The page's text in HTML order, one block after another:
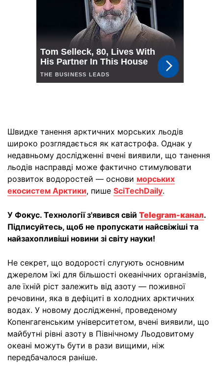
Швидке танення арктичних морських льодів
широко розглядається як катастрофа. Однак у
недавньому дослідженні вчені виявили, що танення
льодів насправді може фактично стимулювати
розвиток водоростей — основи морських
екосистем Арктики, пише SciTechDaily.
У Фокус. Технології з'явився свій Telegram-канал.
Підписуйтесь, щоб не пропускати найсвіжіші та
найзахопливіші новини зі світу науки!
Не секрет, що водорості слугують основним
джерелом їжі для більшості океанічних організмів,
але їхній ріст залежить від азоту — поживної
речовини, яка в дефіциті в холодних арктичних
водах. У новому дослідженні, проведеному
Копенгагенським університетом, вчені виявили, що
майбутні рівні азоту в Північному Льодовитому
океані можуть бути в рази вищими, ніж
передбачалося раніше.